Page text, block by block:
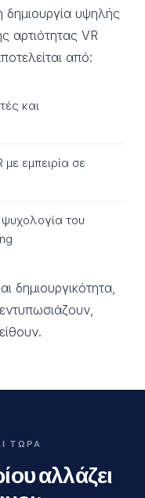
υψηλής
αρτιότητας VR
από:
και
εμπειρία σε
του
δημιουργικότητα,
ΤΩΡΑ
αλλάζει